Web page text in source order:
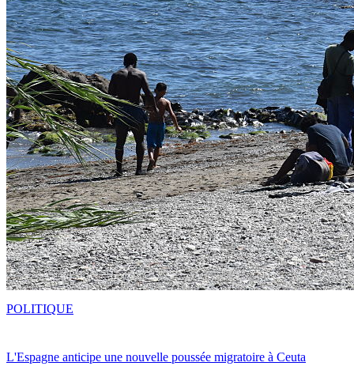
L'Espagne anticipe une nouvelle poussée migratoire à Ceuta
POLITIQUE